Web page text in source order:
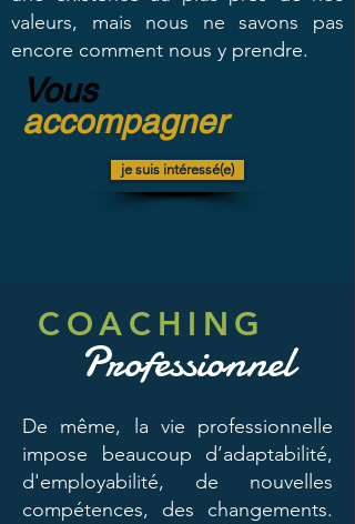
valeurs, mais nous ne savons pas
encore comment nous y prendre.
Vous
accompagner
je suis intéressé(e)
COACHING
De même, la vie professionnelle
impose beaucoup d’adaptabilité,
d'employabilité, de nouvelles
compétences, des changements.
Professionnel